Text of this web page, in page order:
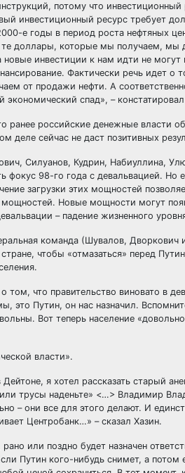
потому что
инвестиционный ресурс требует
е годы в период роста нефтяных
те доллары, которые мы получаем,
новые инвестиции к нам идти не
Фактически речь идет
от продажи нефти. А
экономический спад», –
ранее российские денежные власти
деле сейчас не даст позитивных
Силуанов, Кудрин, Набиуллина,
фокус 98-го года с девальвацией. Но
загрузки этих мощностей
Новые мощности могут
– падение жизненного
команда (Шувалов,
чтобы «отмазаться» перед
том, что правительство виновато в
это Путин, он нас назначил.
Вот теперь население
власти».
я хотел рассказать старый
трусы наденьте» <…> Владимир
– они все для этого делают. И
Центробанк…» – сказал Хазин.
рано или поздно будет назначен
Путин кого-нибудь снимет, а